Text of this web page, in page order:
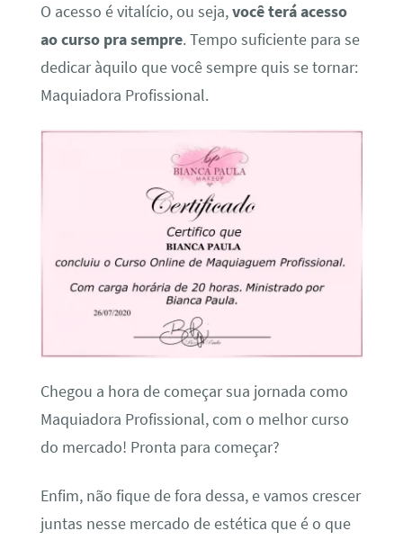
O acesso é vitalício, ou seja,você terá acesso
ao curso pra sempre. Tempo suficiente para se
dedicar àquilo que você sempre quis se tornar:
Maquiadora Profissional.
Chegou a hora de começar sua jornada como
Maquiadora Profissional, com o melhor curso
do mercado! Pronta para começar?
Enfim, não fique de fora dessa, e vamos crescer
juntas nesse mercado de estética que é o que